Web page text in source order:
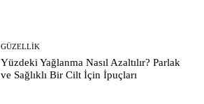
GÜZELLIK
Yüzdeki Yağlanma Nasıl Azaltılır? Parlak
ve Sağlıklı Bir Cilt İçin İpuçları